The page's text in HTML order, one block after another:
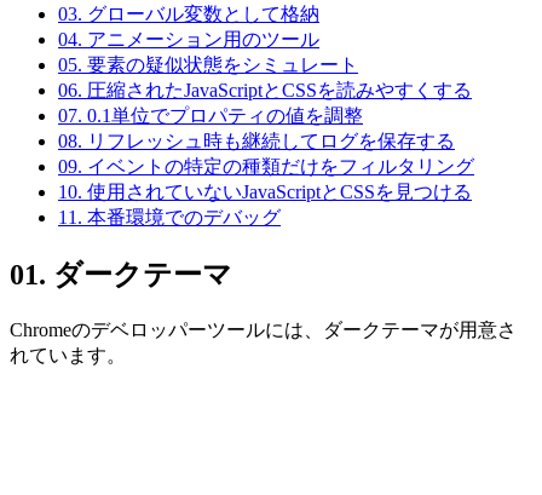
03. グローバル変数として格納
04. アニメーション用のツール
05. 要素の疑似状態をシミュレート
06. 圧縮されたJavaScriptとCSSを読みやすくする
07. 0.1単位でプロパティの値を調整
08. リフレッシュ時も継続してログを保存する
09. イベントの特定の種類だけをフィルタリング
10. 使用されていないJavaScriptとCSSを見つける
11. 本番環境でのデバッグ
01. ダークテーマ
Chromeのデベロッパーツールには、ダークテーマが用意さ
れています。